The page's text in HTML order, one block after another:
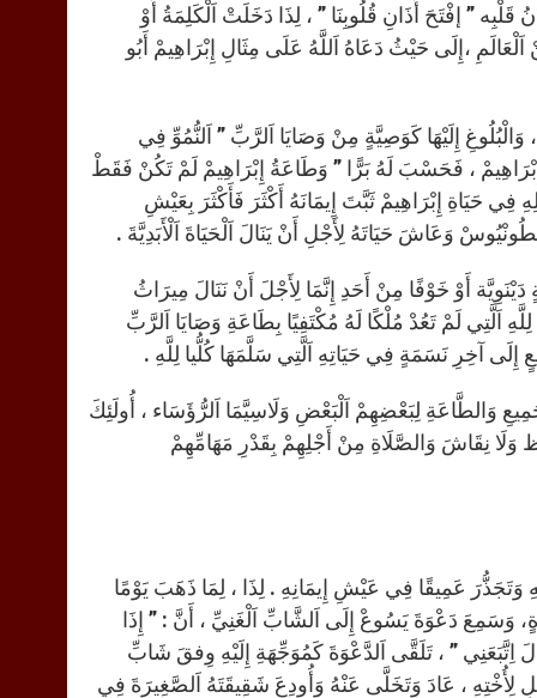
” إفْتَحَ أَذَانِ قُلُوبِنَا ” ، لِذَا دَخَلَتْ اَلْكَلِمَةُ أَوْ
،إِلَى حَيْثُ دَعَاهُ اَللَّهُ عَلَى مِثَالِ إِبْرَاهِيمْ أَبُو
إِلَيْهَا كَوَصِيَّةٍ مِنْ وَصَايَا اَلرَّبِّ ” اَلنُّمُوِّ فِي
إِبْرَاهِيمْ ، فَحَسْبَ لَهُ بَرًّا ” وَطَاعَةُ إِبْرَاهِيمْ لَمْ تَكُنْ فَقَطْ
فِي حَيَاةِ إِبْرَاهِيمْ ثَبَّتَ إِيمَانَهُ أَكْثَرَ فَأَكْثَرَ بِعَيْشِ
وَعَاشَ حَيَاتَهُ لِأَجْلِ أَنْ يَنَالَ اَلْحَيَاةَ اَلْأَبَدِيَّةَ .
أَوْ خَوْفًا مِنْ أَحَدِ إِنَّمَا لِأَجْلَ أَنْ نَنَالَ مِيرَاثُ
اَلَّتِي لَمْ تَعُدْ مُلْكًا لَهُ مُكْتَفِيًا بِطَاعَةِ وَصَايَا اَلرَّبِّ
إِلَى آخِرِ نَسَمَةٍ فِي حَيَاتِهِ اَلَّتِي سَلَّمَهَا كُلُّيا لِلَّهِ .
وَالطَّاعَةِ لِبَعْضِهِمْ اَلْبَعْضِ وَلَاسِيَّمَا اَلرُّؤَسَاء ، أُولَئِكَ
وَلَا نِقَاشَ وَالصَّلَاةِ مِنْ أَجْلِهِمْ بِقَدْرِ مَهَامِّهِمْ
عَمِيقًا فِي عَيْشِ إِيمَانِهِ . لِذَا ، لِمَا ذَهَبَ يَوْمًا
وَسَمِعَ دَعْوَةَ يَسُوعْ إِلَى اَلشَّابِّ اَلْغَنِيِّ ، أَنَّ : ” إِذَا
اِتَّبَعَنِي ” ، تَلَقَّى اَلدَّعْوَةَ كَمُوَجِّهَةِ إِلَيْهِ وِفقَ شَابِّ
لِأُخْتِهِ ، عَادَ وَتَخَلَّى عَنْهُ وَأُودِعَ شَقِيقَتَهُ اَلصَّغِيرَةَ فِي